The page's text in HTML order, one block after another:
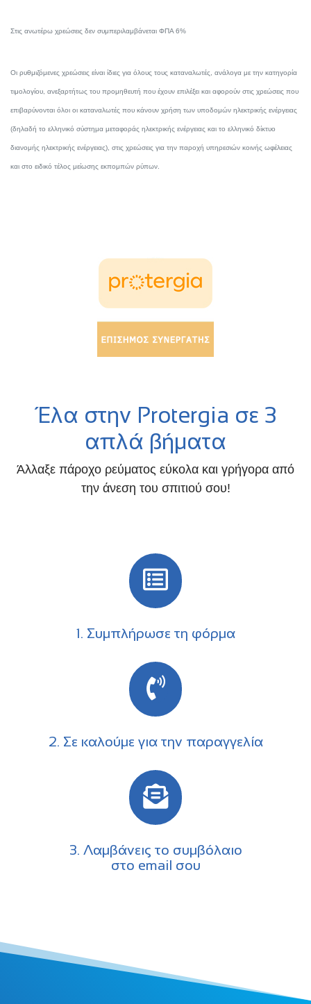
Στις ανωτέρω χρεώσεις δεν συμπεριλαμβάνεται ΦΠΑ 6%
Oι ρυθμιζόμενες χρεώσεις είναι ίδιες για όλους τους καταναλωτές, ανάλογα με την κατηγορία
τιμολογίου, ανεξαρτήτως του προμηθευτή που έχουν επιλέξει και αφορούν στις χρεώσεις που
επιβαρύνονται όλοι οι καταναλωτές που κάνουν χρήση των υποδομών ηλεκτρικής ενέργειας
(δηλαδή το ελληνικό σύστημα μεταφοράς ηλεκτρικής ενέργειας και το ελληνικό δίκτυο
διανομής ηλεκτρικής ενέργειας), στις χρεώσεις για την παροχή υπηρεσιών κοινής ωφέλειας
και στο ειδικό τέλος μείωσης εκπομπών ρύπων.
Έλα στην Protergia σε 3
απλά βήματα
Άλλαξε πάροχο ρεύματος εύκολα και γρήγορα από
την άνεση του σπιτιού σου!
1. Συμπλήρωσε τη φόρμα
2. Σε καλούμε για την παραγγελία
3. Λαμβάνεις το συμβόλαιο
στο email σου